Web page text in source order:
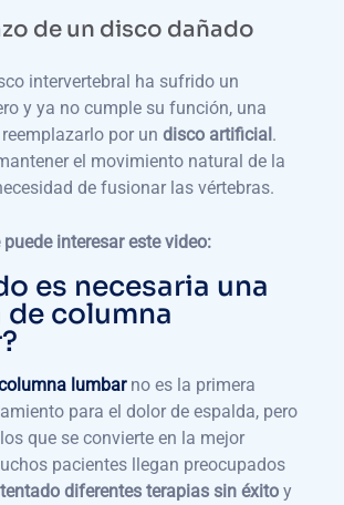
de un disco dañado
intervertebral ha sufrido un
y ya no cumple su función, una
por un disco artificial.
el movimiento natural de la
de fusionar las vértebras.
puede interesar este video:
es necesaria una
columna
lumbarno es la primera
para el dolor de espalda, pero
que se convierte en la mejor
pacientes llegan preocupados
diferentes terapias sin éxito y